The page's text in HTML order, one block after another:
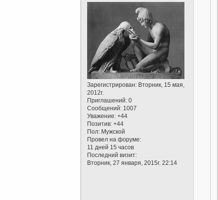
Зарегистрирован: Вторник, 15 мая,
2012г.
Приглашений: 0
Сообщений: 1007
Уважение: +44
Позитив: +44
Пол: Мужской
Провел на форуме:
11 дней 15 часов
Последний визит:
Вторник, 27 января, 2015г. 22:14